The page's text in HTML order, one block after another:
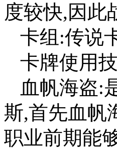
度较快,因此
卡组:传说
卡牌使用
血帆海盗:
斯,首先血帆
职业前期能